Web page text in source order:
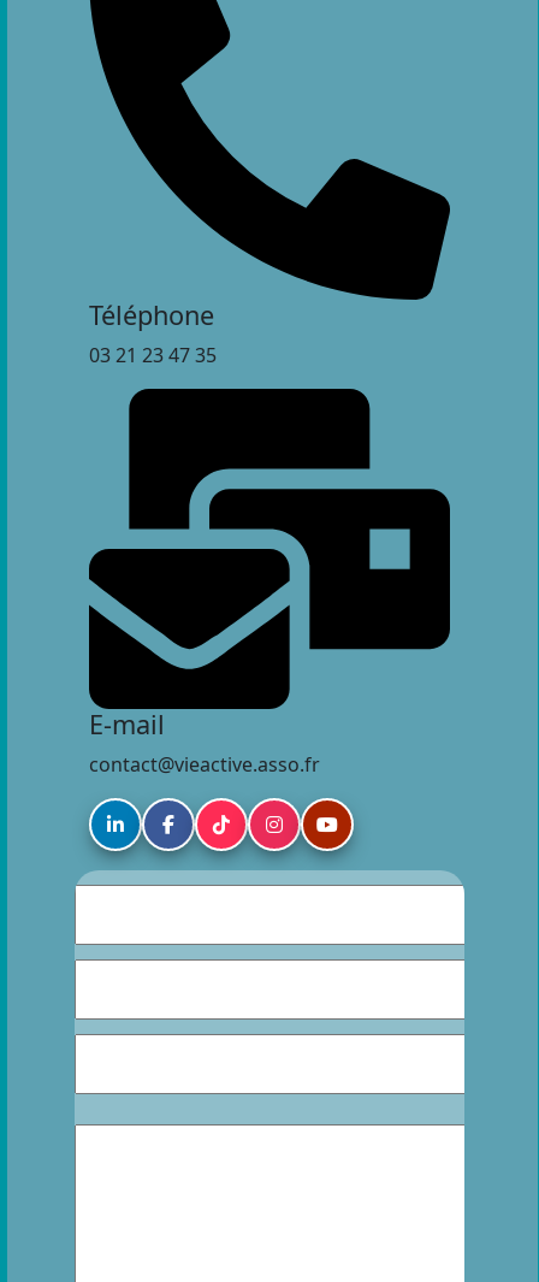
Téléphone
03 21 23 47 35
E-mail
contact@vieactive.asso.fr